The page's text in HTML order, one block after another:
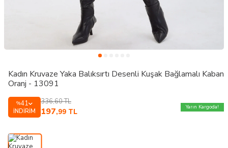
Kadın Kruvaze Yaka Balıksırtı Desenli Kuşak Bağlamalı Kaban
Oranj - 13091
%41
İNDIRIM
336,60TL
197,99 TL
Yarın Kargoda!